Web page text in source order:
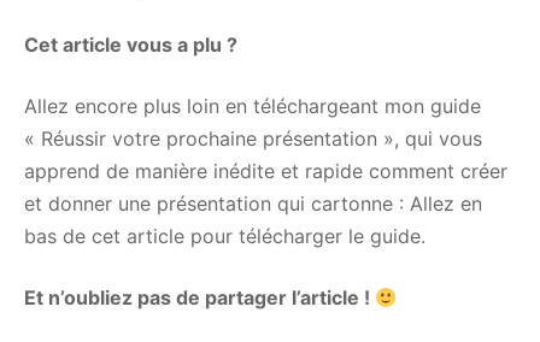
Cet article vous a plu ?
Allez encore plus loin en téléchargeant mon guide
« Réussir votre prochaine présentation », qui vous
apprend de manière inédite et rapide comment créer
et donner une présentation qui cartonne : Allez en
bas de cet article pour télécharger le guide.
Et n’oubliez pas de partager l’article !